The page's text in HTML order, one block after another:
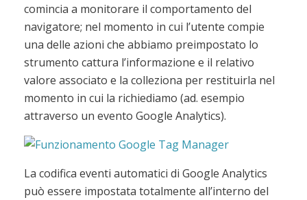
comincia a monitorare il comportamento del
navigatore; nel momento in cui l’utente compie
una delle azioni che abbiamo preimpostato lo
strumento cattura l’informazione e il relativo
valore associato e la colleziona per restituirla nel
momento in cui la richiediamo (ad. esempio
attraverso un evento Google Analytics).
La codifica eventi automatici di Google Analytics
può essere impostata totalmente all’interno del